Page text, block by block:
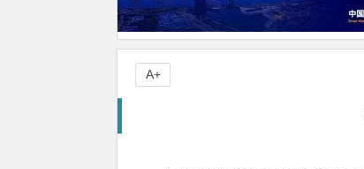
A+